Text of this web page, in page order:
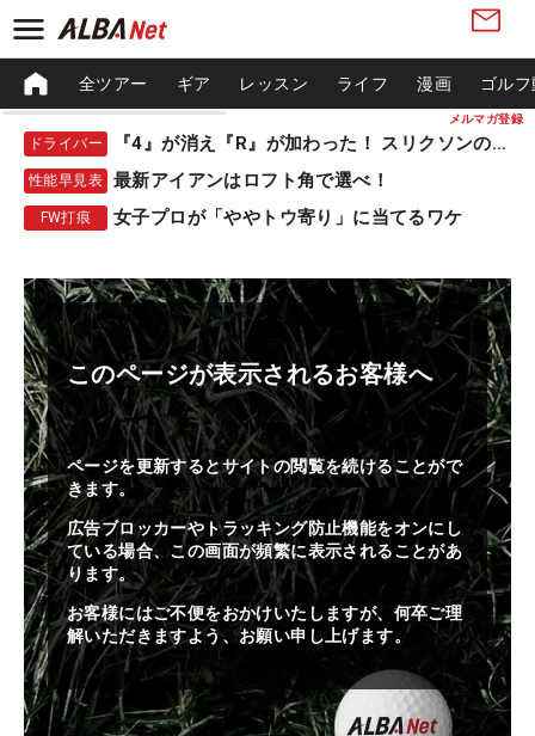
メルマガ登録
全ツアー ギア レッスン ライフ 漫画 ゴル
ドライバー 『4』が消え『R』が加わった！ スリクソンの新作
性能早見表 最新アイアンはロフト角で選べ！
FW打痕 女子プロが「ややトウ寄り」に当てるワケ
このページが表示されるお客様へ
ページを更新するとサイトの閲覧を続けることがで
きます。
広告ブロッカーやトラッキング防止機能をオンにし
ている場合、この画面が頻繁に表示されることがあ
ります。
お客様にはご不便をおかけいたしますが、何卒ご理
解いただきますよう、お願い申し上げます。